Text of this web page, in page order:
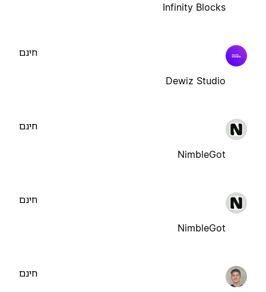
Infinity Blocks
Dewiz Studio
חינם
NimbleGot
חינם
NimbleGot
חינם
חינם